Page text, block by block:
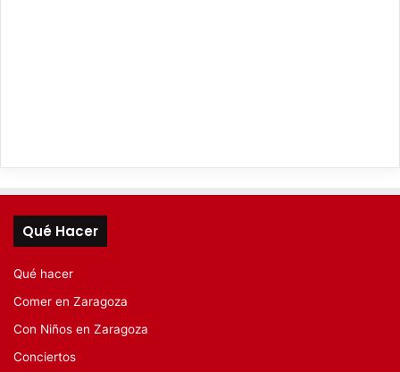
Qué Hacer
Qué hacer
Comer en Zaragoza
Con Niños en Zaragoza
Conciertos